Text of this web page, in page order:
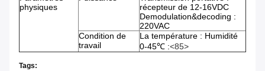
physiques
récepteur de 12-16VDC
Demodulation&decoding :
220VAC
Condition de
travail
La température : Humidité
0-45℃ :<85>
Tags: